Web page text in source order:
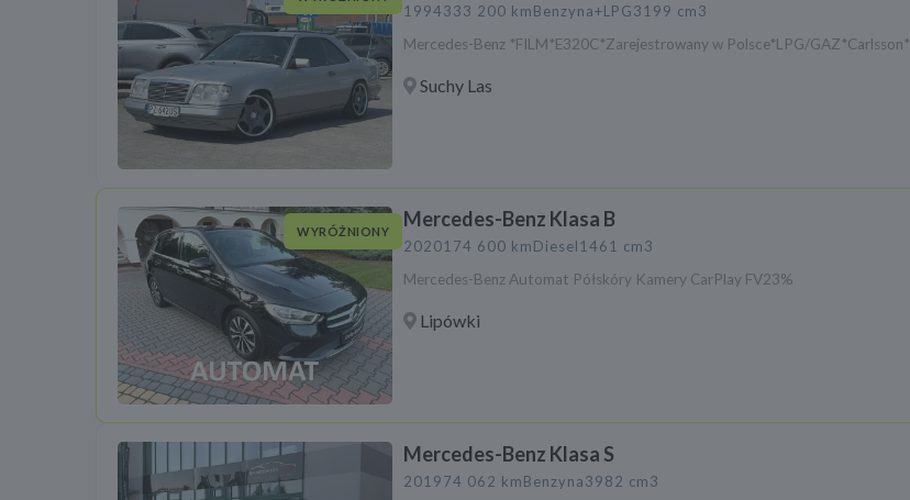
1994333 200 kmBenzyna+LPG3199 cm3
Mercedes-Benz *FILM*E320C*Zarejestrowany w Polsce*LPG/GAZ*Carlsson*
Suchy Las
WYRÓŻNIONY
Mercedes-Benz Klasa B
2020174 600 kmDiesel1461 cm3
Mercedes-Benz Automat Półskóry Kamery CarPlay FV23%
Lipówki
Mercedes-Benz Klasa S
201974 062 kmBenzyna3982 cm3